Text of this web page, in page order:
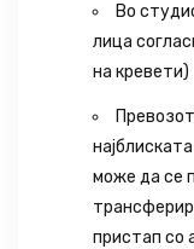
Во
лица
на кревети)
може да се
пристап со